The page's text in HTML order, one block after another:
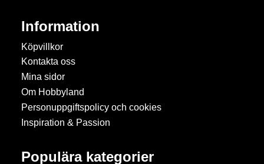
Information
Köpvillkor
Kontakta oss
Mina sidor
Om Hobbyland
Personuppgiftspolicy och cookies
Inspiration & Passion
Populära kategorier